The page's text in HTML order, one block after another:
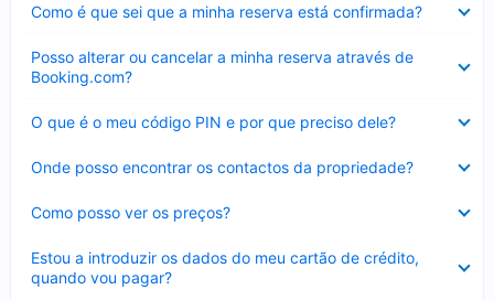
Como é que sei que a minha reserva está confirmada?
fechado
Posso alterar ou cancelar a minha reserva através de
Booking.com?
fechado
O que é o meu código PIN e por que preciso dele?
fechado
Onde posso encontrar os contactos da propriedade?
fechado
Como posso ver os preços?
fechado
Estou a introduzir os dados do meu cartão de crédito,
quando vou pagar?
fechado